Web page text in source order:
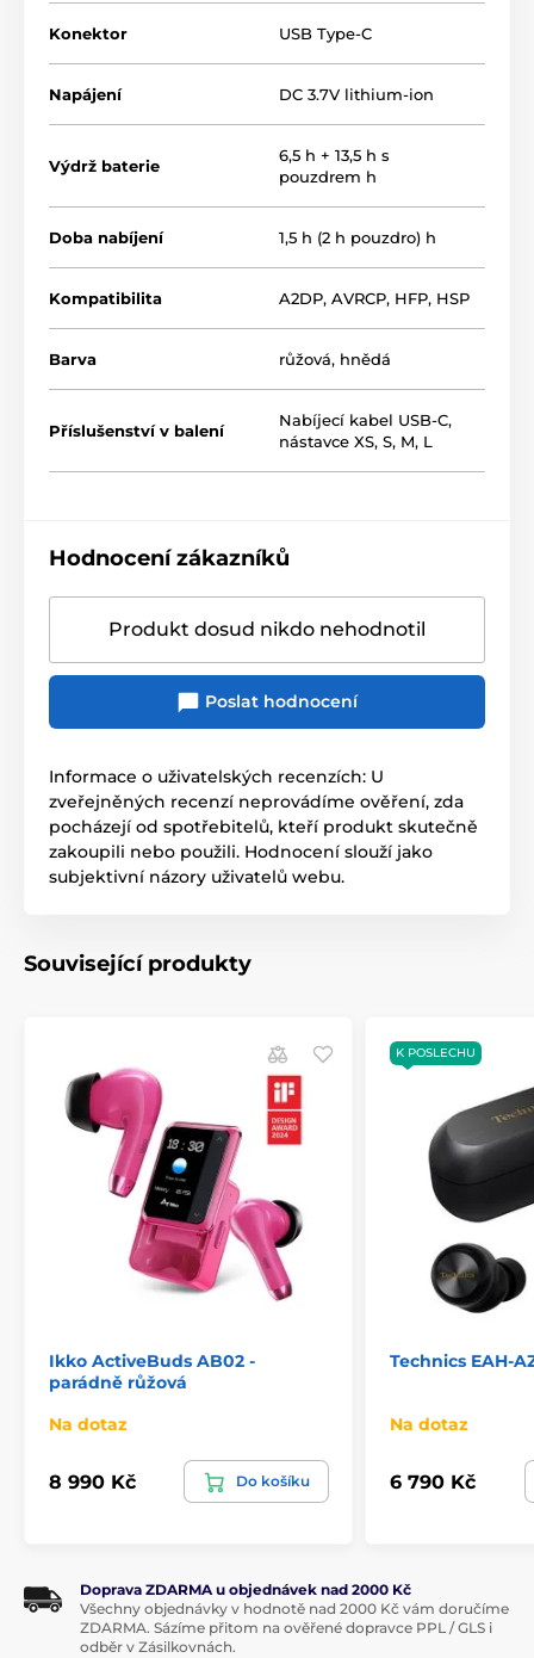
Konektor USB Type-C
Napájení DC 3.7V lithium-ion
Výdrž baterie
6,5 h + 13,5 h s
pouzdrem h
Doba nabíjení 1,5 h (2 h pouzdro) h
Kompatibilita A2DP, AVRCP, HFP, HSP
Barva růžová, hnědá
Příslušenství v balení
Nabíjecí kabel USB-C,
nástavce XS, S, M, L
Hodnocení zákazníků
Produkt dosud nikdo nehodnotil
Poslat hodnocení
Informace o uživatelských recenzích: U
zveřejněných recenzí neprovádíme ověření, zda
pocházejí od spotřebitelů, kteří produkt skutečně
zakoupili nebo použili. Hodnocení slouží jako
subjektivní názory uživatelů webu.
Související produkty
Ikko ActiveBuds AB02 -
parádně růžová
Na dotaz
8 990 Kč Do košíku
K POSLECHU
Technics EAH-
Na dotaz
6 790 Kč
Doprava ZDARMA u objednávek nad 2000 Kč
Všechny objednávky v hodnotě nad 2000 Kč vám doručíme
ZDARMA. Sázíme přitom na ověřené dopravce PPL / GLS i
odběr v Zásilkovnách.